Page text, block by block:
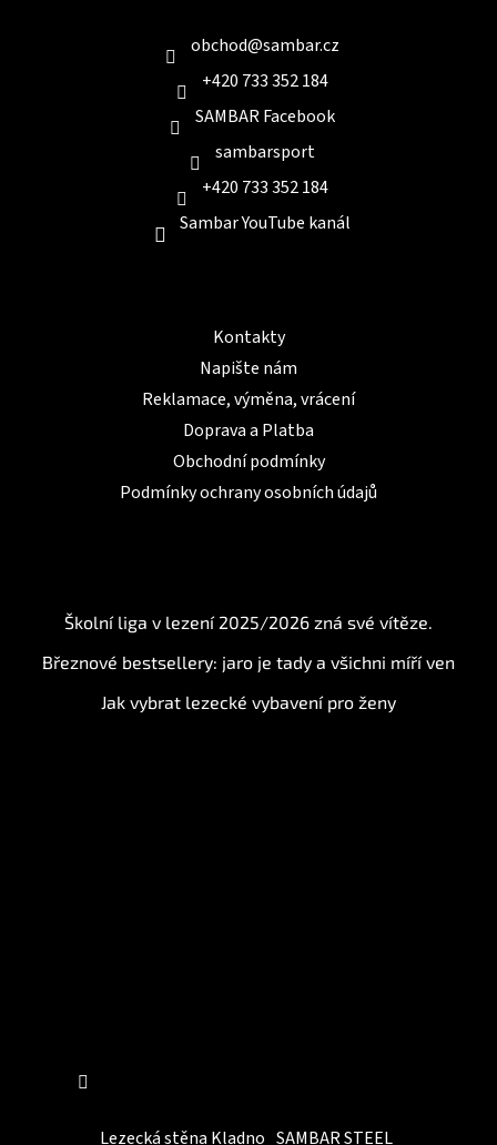
obchod@sambar.cz
+420 733 352 184
SAMBAR Facebook
sambarsport
+420 733 352 184
Sambar YouTube kanál
Kontakty
Napište nám
Reklamace, výměna, vrácení
Doprava a Platba
Obchodní podmínky
Podmínky ochrany osobních údajů
Školní liga v lezení 2025/2026 zná své vítěze.
Březnové bestsellery: jaro je tady a všichni míří ven
Jak vybrat lezecké vybavení pro ženy
Lezecká stěna Kladno SAMBAR STEEL